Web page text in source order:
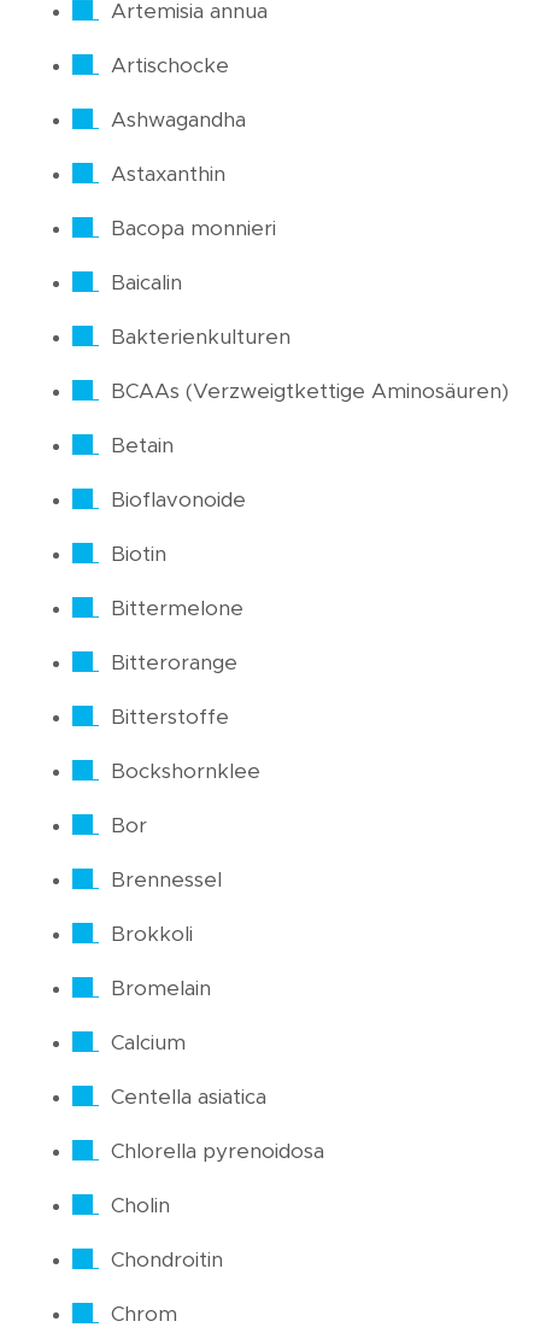
Artemisia annua
Artischocke
Ashwagandha
Astaxanthin
Bacopa monnieri
Baicalin
Bakterienkulturen
BCAAs (Verzweigtkettige Aminosäuren)
Betain
Bioflavonoide
Biotin
Bittermelone
Bitterorange
Bitterstoffe
Bockshornklee
Bor
Brennessel
Brokkoli
Bromelain
Calcium
Centella asiatica
Chlorella pyrenoidosa
Cholin
Chondroitin
Chrom